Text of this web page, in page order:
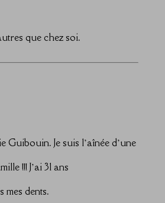
que chez soi.
Guibouin. Je suis l’aînée d’une
!!! J’ai 31 ans
mes dents.